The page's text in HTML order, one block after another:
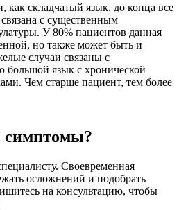
как складчатый язык, до конца все
с существенным
У 80% пациентов данная
но также может быть и
случаи связаны с
большой язык с хронической
Чем старше пациент, тем более
симптомы?
Своевременная
осложнений и подобрать
на консультацию, чтобы